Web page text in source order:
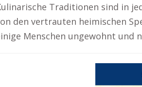
Traditionen sind in
den vertrauten heimischen
Menschen ungewohnt und